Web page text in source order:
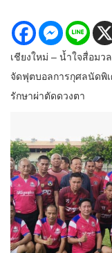
เชียงใหม่ – น้ำใจสื่อมว
จัดฟุตบอลการกุศลนัดพิ
รักษาผ่าตัดดวงตา